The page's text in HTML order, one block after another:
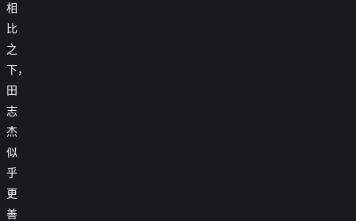
相
比
之
下，
田
志
杰
似
乎
更
善